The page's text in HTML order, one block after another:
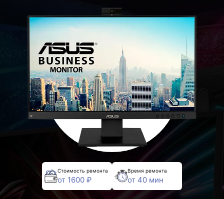
Стоимость ремонта
от 1600 ₽
Время ремонта
от 40 мин